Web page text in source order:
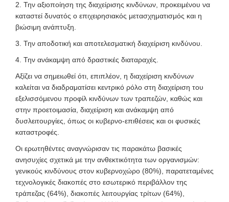
2. Την αξιοποίηση της διαχείρισης κινδύνων, προκειμένου να
καταστεί δυνατός ο επιχειρησιακός μετασχηματισμός και η
βιώσιμη ανάπτυξη.
3. Την αποδοτική και αποτελεσματική διαχείριση κινδύνου.
4. Την ανάκαμψη από δραστικές διαταραχές.
Αξίζει να σημειωθεί ότι, επιπλέον, η διαχείριση κινδύνων
καλείται να διαδραματίσει κεντρικό ρόλο στη διαχείριση του
εξελισσόμενου προφίλ κινδύνων των τραπεζών, καθώς και
στην προετοιμασία, διαχείριση και ανάκαμψη από
δυσλειτουργίες, όπως οι κυβερνο-επιθέσεις και οι φυσικές
καταστροφές.
Οι ερωτηθέντες αναγνώρισαν τις παρακάτω βασικές
ανησυχίες σχετικά με την ανθεκτικότητα των οργανισμών:
γενικούς κινδύνους στον κυβερνοχώρο (80%), παρατεταμένες
τεχνολογικές διακοπές στο εσωτερικό περιβάλλον της
τράπεζας (64%), διακοπές λειτουργίας τρίτων (64%),